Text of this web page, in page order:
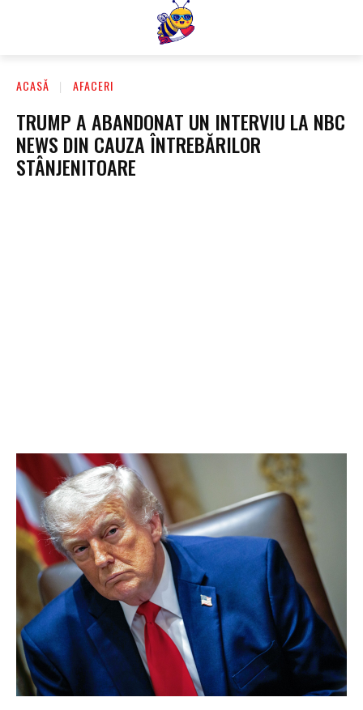
ACASĂ AFACERI
TRUMP A ABANDONAT UN INTERVIU LA NBC
NEWS DIN CAUZA ÎNTREBĂRILOR
STÂNJENITOARE